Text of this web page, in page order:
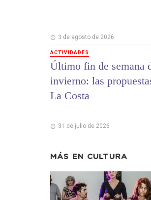
3 de agosto de 2026
ACTIVIDADES
Último fin de semana
invierno: las
La Costa
31 de julio de 2026
MÁS EN CULTURA